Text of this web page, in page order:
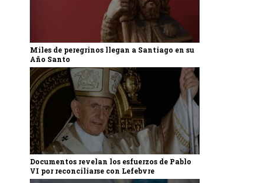
Miles de peregrinos llegan a Santiago en su
Año Santo
Documentos revelan los esfuerzos de Pablo
VI por reconciliarse con Lefebvre